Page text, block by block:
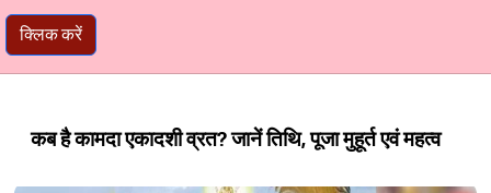
क्लिक करें
कब है कामदा एकादशी व्रत? जानें तिथि, पूजा मुहूर्त एवं महत्व